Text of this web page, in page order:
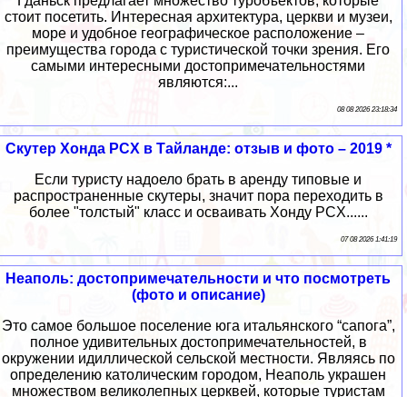
стоит посетить. Интересная архитектура, церкви и музеи,
море и удобное географическое расположение –
преимущества города с туристической точки зрения. Его
самыми интересными достопримечательностями
являются:...
08 08 2026 23:18:34
Скутер Хонда PCX в Тайланде: отзыв и фото – 2019 *
Если туристу надоело брать в аренду типовые и
распространенные скутеры, значит пора переходить в
более "толстый" класс и осваивать Хонду PCX......
07 08 2026 1:41:19
Неаполь: достопримечательности и что посмотреть
(фото и описание)
Это самое большое поселение юга итальянского “сапога”,
полное удивительных достопримечательностей, в
окружении идиллической сельской местности. Являясь по
определению католическим городом, Неаполь украшен
множеством великолепных церквей, которые туристам